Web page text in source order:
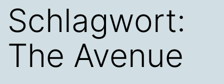
Schlagwort:
The Avenue